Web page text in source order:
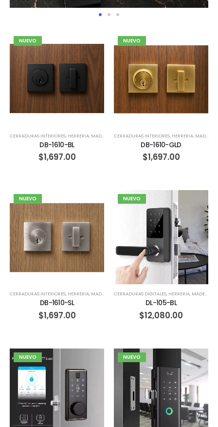
NUEVO
CERRADURAS INTERIORES, HERRERIA, MADERA
DB-1610-BL
$1,697.00
NUEVO
CERRADURAS INTERIORES, HERRERIA, MADERA
DB-1610-GLD
$1,697.00
NUEVO
CERRADURAS INTERIORES, HERRERIA, MADERA
DB-1610-SL
$1,697.00
NUEVO
CERRADURAS DIGITALES, HERRERIA, MADERA
DL-105-BL
$12,080.00
NUEVO NUEVO